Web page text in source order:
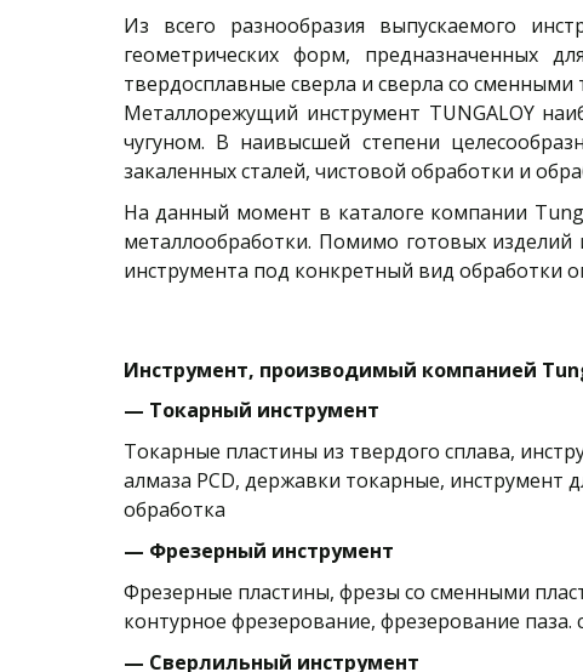
Из всего разнообразия выпускаемого
геометрических форм, предназначенных
твердосплавные сверла и сверла со
Металлорежущий инструмент TUNGALOY
чугуном. В наивысшей степени
закаленных сталей, чистовой обработки и
На данный момент в каталоге компании
металлообработки. Помимо готовых изделий
инструмента под конкретный вид обработки
Инструмент, производимый компанией
— Токарный инструмент
Токарные пластины из твердого сплава,
алмаза PCD, державки токарные, инструмент
обработка
— Фрезерный инструмент
Фрезерные пластины, фрезы со сменными
контурное фрезерование, фрезерование
— Сверлильный инструмент